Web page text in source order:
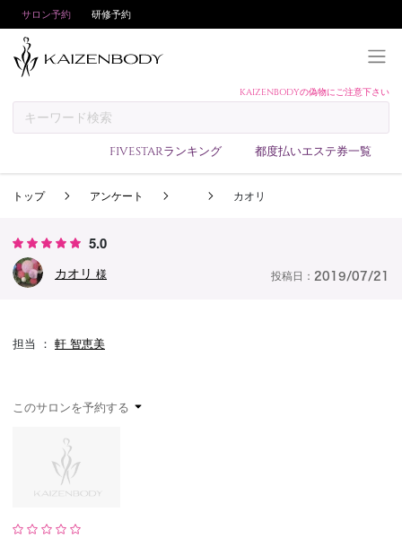
サロン予約 研修予約
KAIZENBODYの偽物にご注意下さい
FIVESTARランキング 都度払いエステ券一覧
予約方法
サロンランキング
トップ アンケート カオリ
5.0
カオリ 様 投稿日： 2019/07/21
担当 ： 軒 智恵美
このサロンを予約する